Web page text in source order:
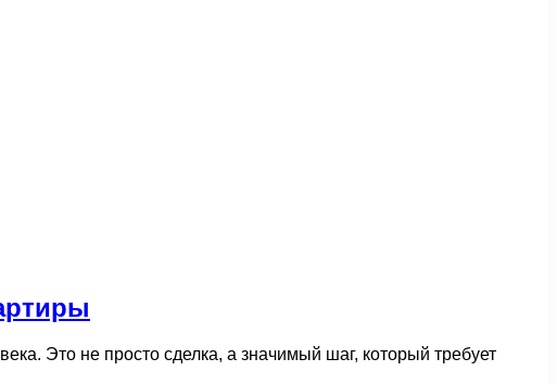
Это не просто сделка, а значимый шаг, который требует